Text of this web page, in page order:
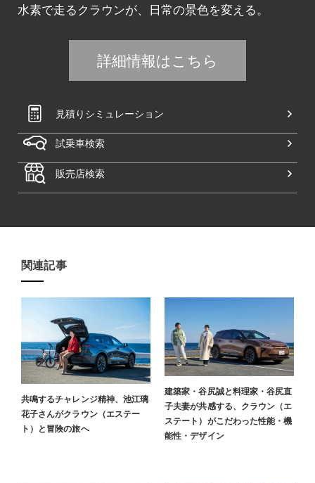
水素で走るクラウンが、日常の景色を変える。
詳細情報はこちら
見積りシミュレーション
試乗車検索
販売店検索
関連記事​
共鳴するチャレンジ精神、池江璃
花子さんがクラウン（エステー
ト）と冒険の旅へ
建築家・谷尻誠と料理家・谷尻直
子夫妻が共感する、クラウン（エ
ステート）がこだわった性能・機
能性・デザイン